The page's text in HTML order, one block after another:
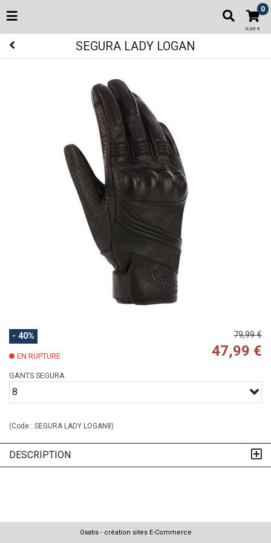
0
0,00 €
SEGURA LADY LOGAN
- 40%
EN RUPTURE
79,99 €
47,99 €
GANTS SEGURA
8
(Code : SEGURA LADY LOGAN8)
DESCRIPTION
Oxatis - création sites E-Commerce